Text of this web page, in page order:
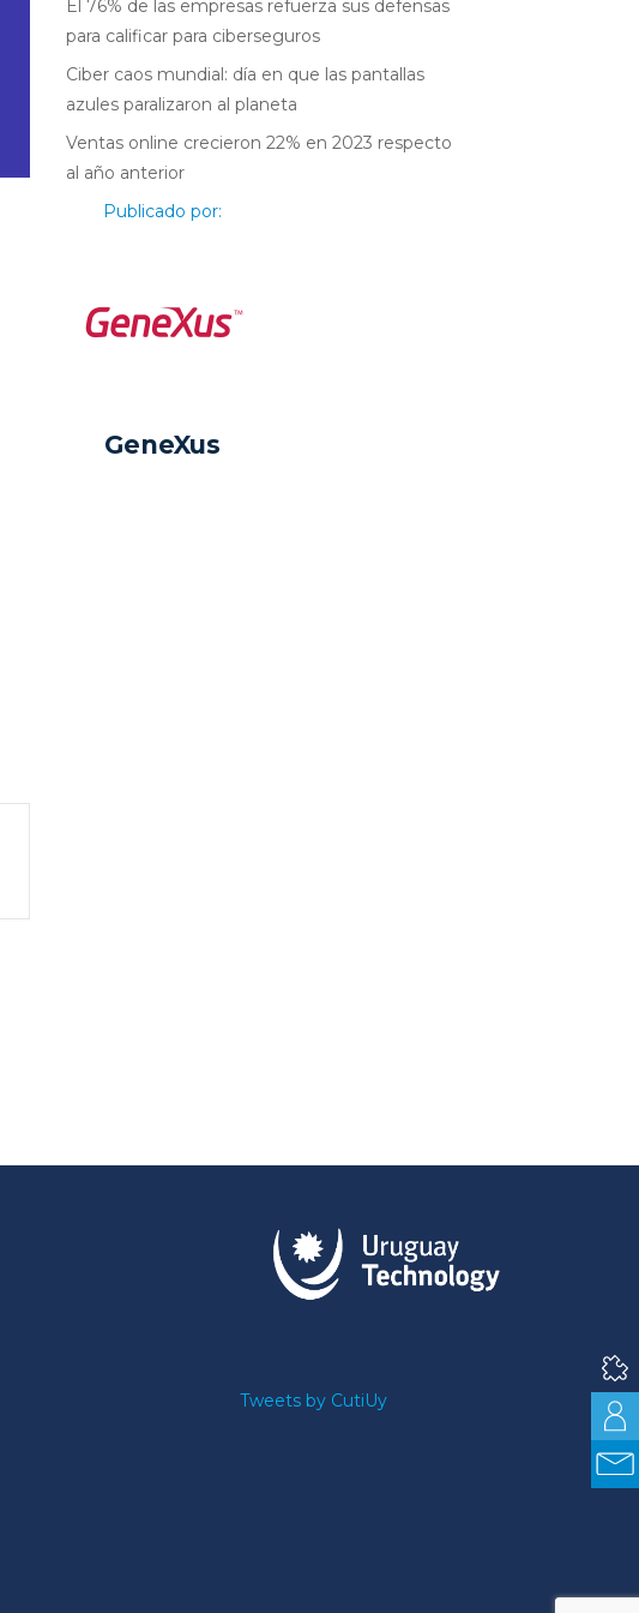
El 76% de las empresas refuerza sus defensas
para calificar para ciberseguros
Ciber caos mundial: día en que las pantallas
azules paralizaron al planeta
Ventas online crecieron 22% en 2023 respecto
al año anterior
Publicado por:
GeneXus
Tweets by CutiUy